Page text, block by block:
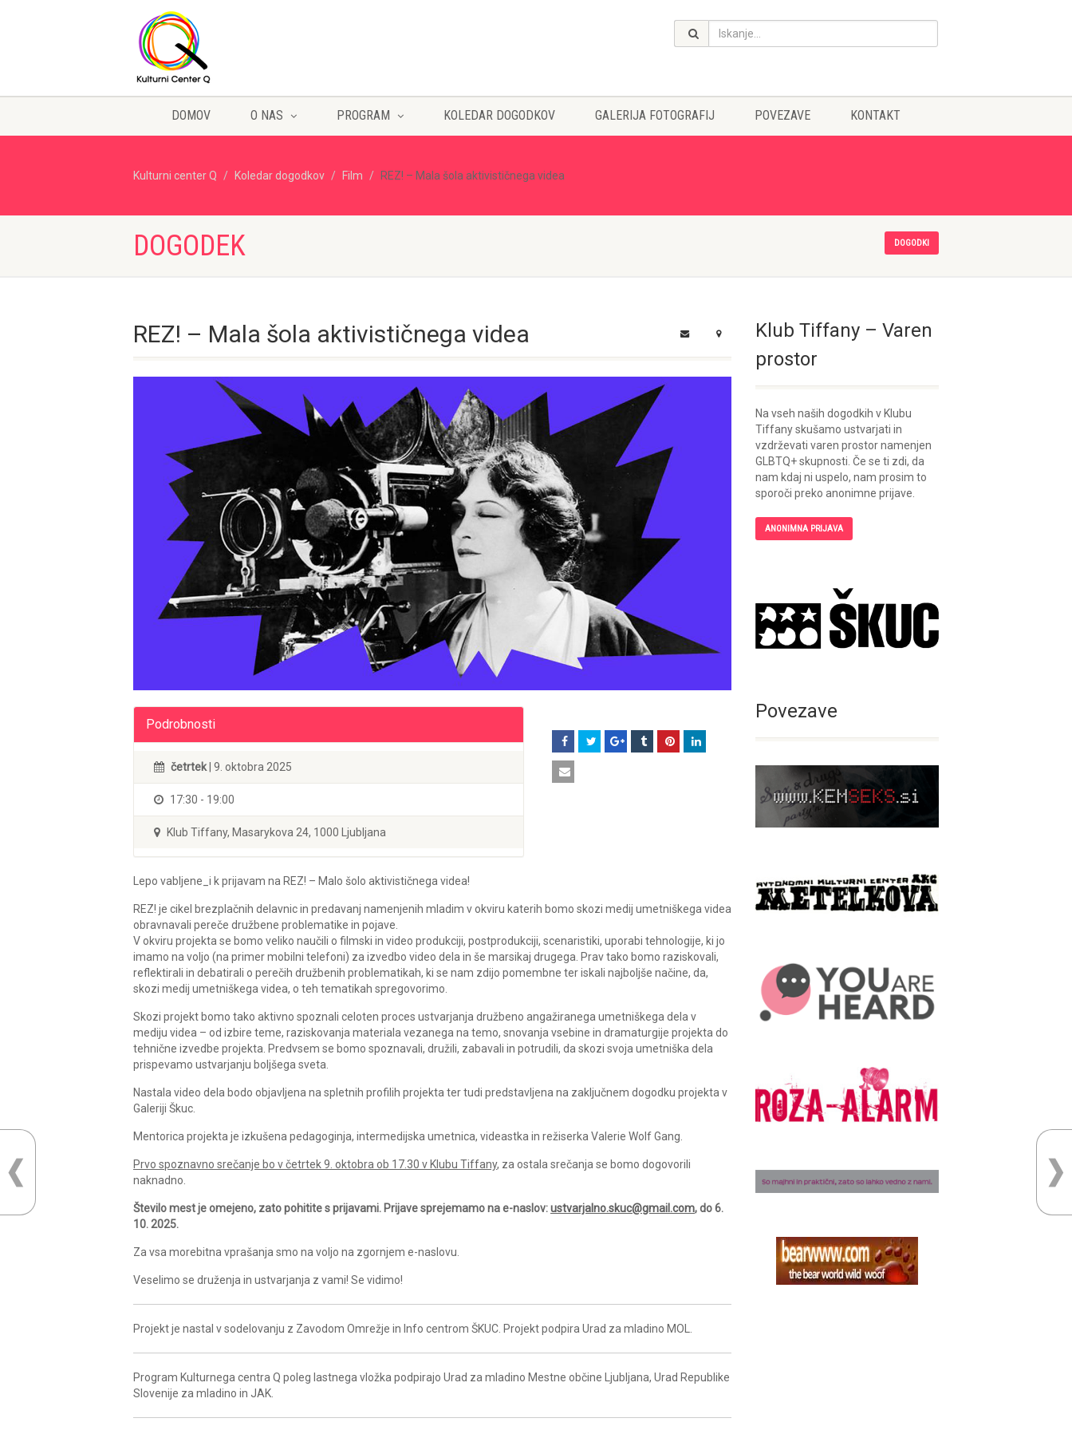
DOMOV O NAS PROGRAM KOLEDAR DOGODKOV GALERIJA FOTOGRAFIJ POVEZAVE KONTAKT
Kulturni center Q Koledar dogodkov Film REZ! – Mala šola aktivističnega videa
DOGODEK DOGODKI
REZ! – Mala šola aktivističnega videa
Podrobnosti
četrtek| 9. oktobra 2025
17:30 - 19:00
Klub Tiffany, Masarykova 24, 1000 Ljubljana
Lepo vabljene_i k prijavam na REZ! – Malo šolo aktivističnega videa!
REZ! je cikel brezplačnih delavnic in predavanj namenjenih mladim v okviru katerih bomo skozi medij umetniškega videa
obravnavali pereče družbene problematike in pojave.
V okviru projekta se bomo veliko naučili o filmski in video produkciji, postprodukciji, scenaristiki, uporabi tehnologije, ki jo
imamo na voljo (na primer mobilni telefoni) za izvedbo video dela in še marsikaj drugega. Prav tako bomo raziskovali,
reflektirali in debatirali o perečih družbenih problematikah, ki se nam zdijo pomembne ter iskali najboljše načine, da,
skozi medij umetniškega videa, o teh tematikah spregovorimo.
Skozi projekt bomo tako aktivno spoznali celoten proces ustvarjanja družbeno angažiranega umetniškega dela v
mediju videa – od izbire teme, raziskovanja materiala vezanega na temo, snovanja vsebine in dramaturgije projekta do
tehnične izvedbe projekta. Predvsem se bomo spoznavali, družili, zabavali in potrudili, da skozi svoja umetniška dela
prispevamo ustvarjanju boljšega sveta.
Nastala video dela bodo objavljena na spletnih profilih projekta ter tudi predstavljena na zaključnem dogodku projekta v
Galeriji Škuc.
Mentorica projekta je izkušena pedagoginja, intermedijska umetnica, videastka in režiserka Valerie Wolf Gang.
Prvo spoznavno srečanje bo v četrtek 9. oktobra ob 17.30 v Klubu Tiffany, za ostala srečanja se bomo dogovorili
naknadno.
Število mest je omejeno, zato pohitite s prijavami. Prijave sprejemamo na e-naslov:ustvarjalno.skuc@gmail.com, do 6.
10. 2025.
Za vsa morebitna vprašanja smo na voljo na zgornjem e-naslovu.
Veselimo se druženja in ustvarjanja z vami! Se vidimo!
Projekt je nastal v sodelovanju z Zavodom Omrežje in Info centrom ŠKUC. Projekt podpira Urad za mladino MOL.
Program Kulturnega centra Q poleg lastnega vložka podpirajo Urad za mladino Mestne občine Ljubljana, Urad Republike
Slovenije za mladino in JAK.
Klub Tiffany – Varen
prostor
Na vseh naših dogodkih v Klubu
Tiffany skušamo ustvarjati in
vzdrževati varen prostor namenjen
GLBTQ+ skupnosti. Če se ti zdi, da
nam kdaj ni uspelo, nam prosim to
sporoči preko anonimne prijave.
ANONIMNA PRIJAVA
Povezave